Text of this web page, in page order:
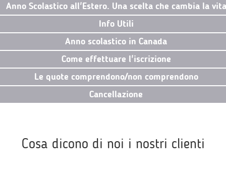
Anno Scolastico all'Estero. Una scelta che cambia la vita
Info Utili
Anno scolastico in Canada
Come effettuare l'iscrizione
Le quote comprendono/non comprendono
Cancellazione
Cosa dicono di noi i nostri clienti